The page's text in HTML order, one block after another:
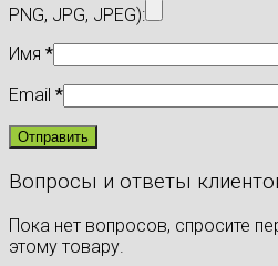
PNG, JPG, JPEG):
Имя *
Email *
Вопросы и ответы
Пока нет вопросов, спросите
этому товару.